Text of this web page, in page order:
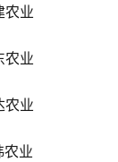
农业
农业
农业
农业